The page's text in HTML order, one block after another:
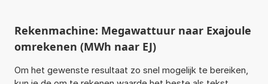
Rekenmachine: Megawattuur naar Exajoule
omrekenen (MWh naar EJ)
Om het gewenste resultaat zo snel mogelijk te bereiken,